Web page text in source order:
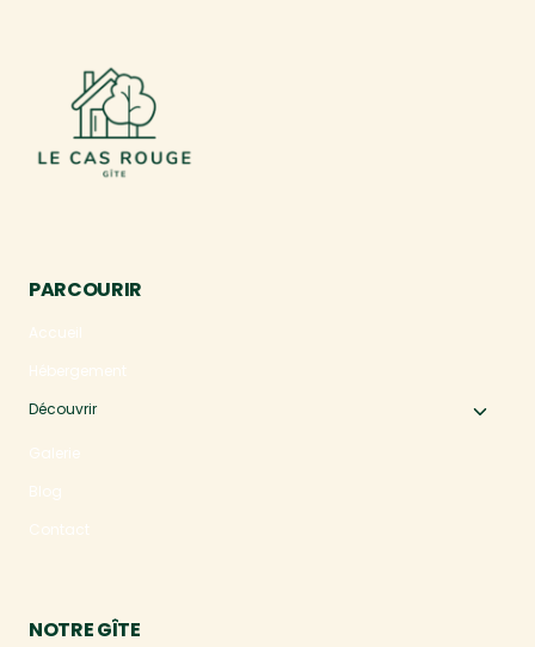
PARCOURIR
Accueil
Hébergement
Découvrir
Galerie
Blog
Contact
NOTRE GÎTE